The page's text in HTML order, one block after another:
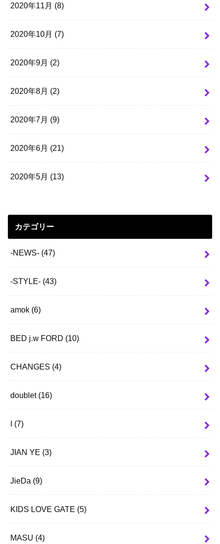
2020年11月 (8)
2020年10月 (7)
2020年9月 (2)
2020年8月 (2)
2020年7月 (9)
2020年6月 (21)
2020年5月 (13)
カテゴリー
-NEWS- (47)
-STYLE- (43)
amok (6)
BED j.w FORD (10)
CHANGES (4)
doublet (16)
I (7)
JIAN YE (3)
JieDa (9)
KIDS LOVE GATE (5)
MASU (4)